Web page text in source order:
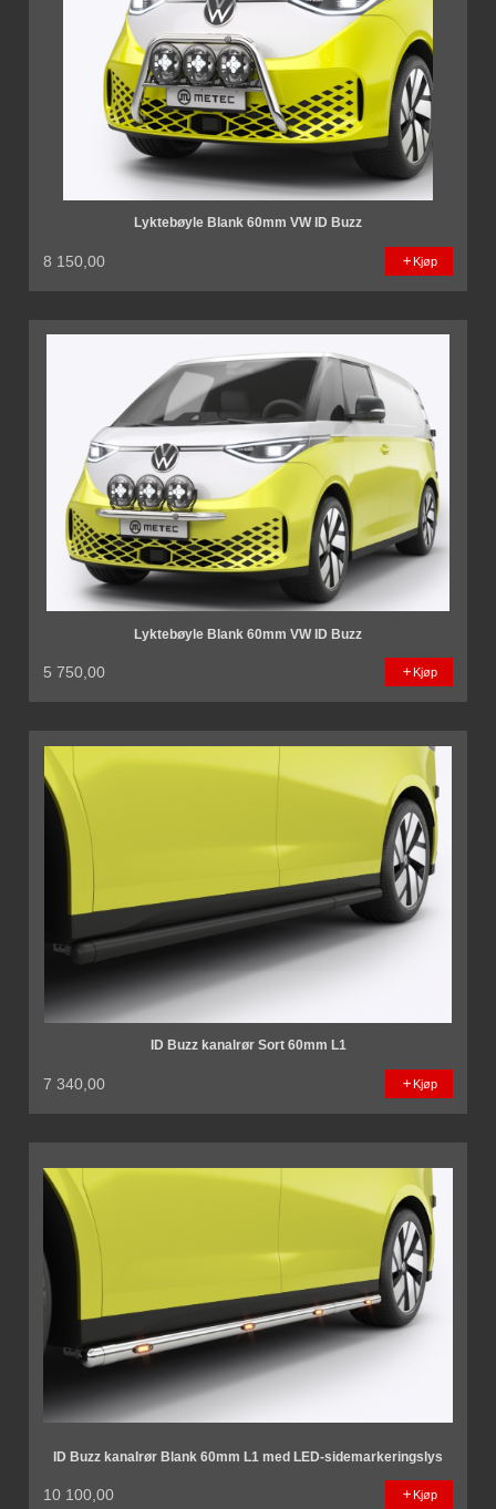
Lyktebøyle Blank 60mm VW ID Buzz
8 150,00 Kjøp
Lyktebøyle Blank 60mm VW ID Buzz
5 750,00 Kjøp
ID Buzz kanalrør Sort 60mm L1
7 340,00 Kjøp
ID Buzz kanalrør Blank 60mm L1 med LED-sidemarkeringslys
10 100,00 Kjøp